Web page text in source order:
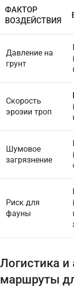
ФАКТОР
ВОЗДЕЙСТВИЯ
Давление на
грунт
Скорость
эрозии троп
Шумовое
загрязнение
Риск для
фауны
Логистика и
маршруты